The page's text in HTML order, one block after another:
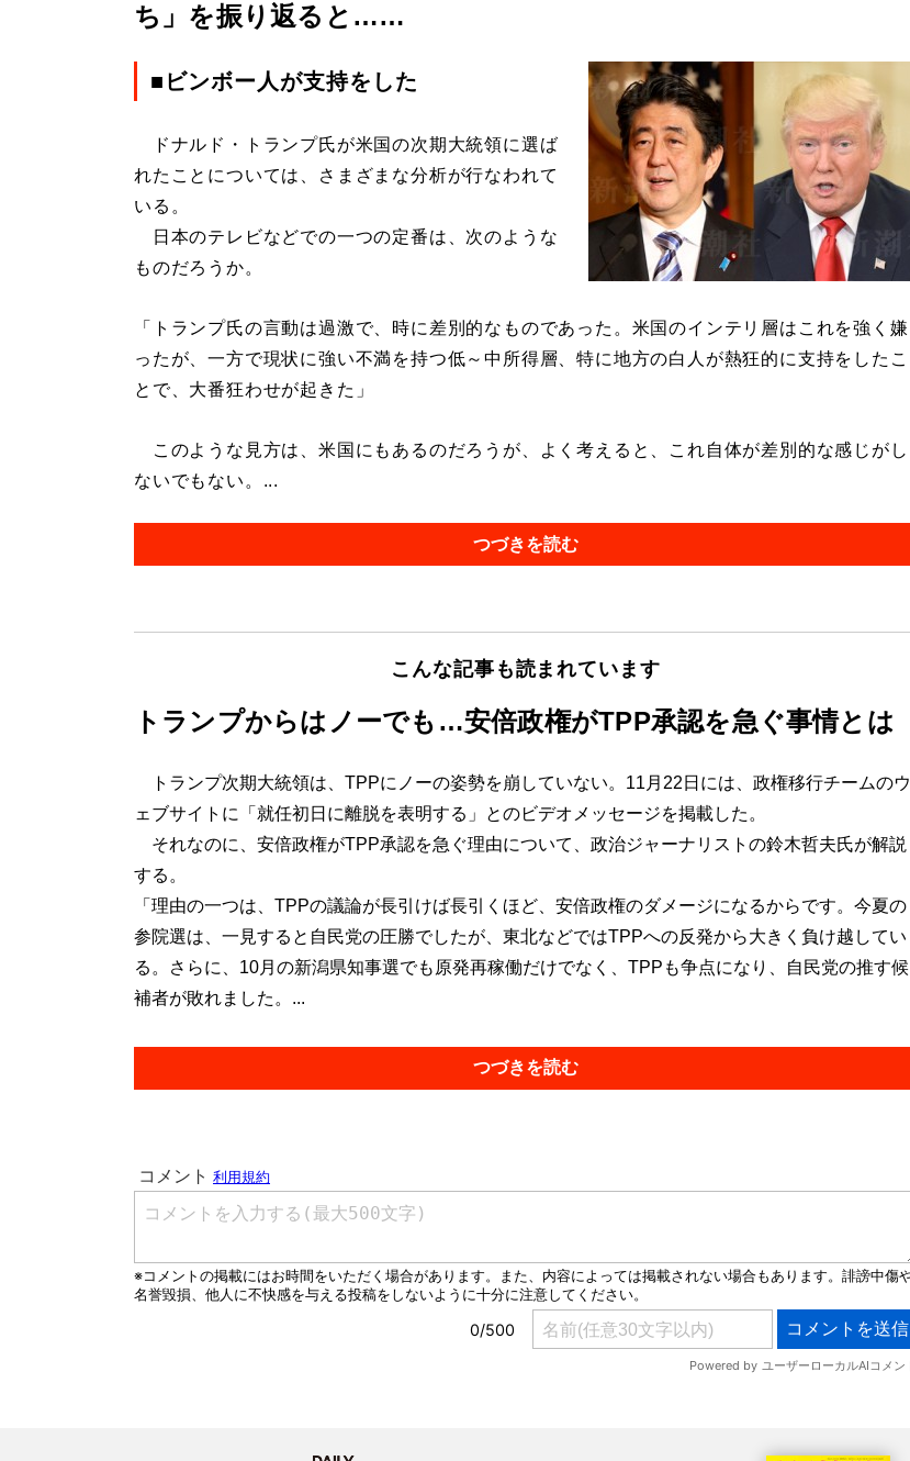
ち」を振り返ると……
■ビンボー人が支持をした
ドナルド・トランプ氏が米国の次期大統領に選ば
れたことについては、さまざまな分析が行なわれて
いる。
日本のテレビなどでの一つの定番は、次のような
ものだろうか。
「トランプ氏の言動は過激で、時に差別的なものであった。米国のインテリ層はこれを強く嫌
ったが、一方で現状に強い不満を持つ低～中所得層、特に地方の白人が熱狂的に支持をしたこ
とで、大番狂わせが起きた」
このような見方は、米国にもあるのだろうが、よく考えると、これ自体が差別的な感じがし
ないでもない。...
つづきを読む
こんな記事も読まれています
トランプからはノーでも…安倍政権がTPP承認を急ぐ事情とは
トランプ次期大統領は、TPPにノーの姿勢を崩していない。11月22日には、政権移行チームのウ
ェブサイトに「就任初日に離脱を表明する」とのビデオメッセージを掲載した。
それなのに、安倍政権がTPP承認を急ぐ理由について、政治ジャーナリストの鈴木哲夫氏が解説
する。
「理由の一つは、TPPの議論が長引けば長引くほど、安倍政権のダメージになるからです。今夏の
参院選は、一見すると自民党の圧勝でしたが、東北などではTPPへの反発から大きく負け越してい
る。さらに、10月の新潟県知事選でも原発再稼働だけでなく、TPPも争点になり、自民党の推す候
補者が敗れました。...
つづきを読む